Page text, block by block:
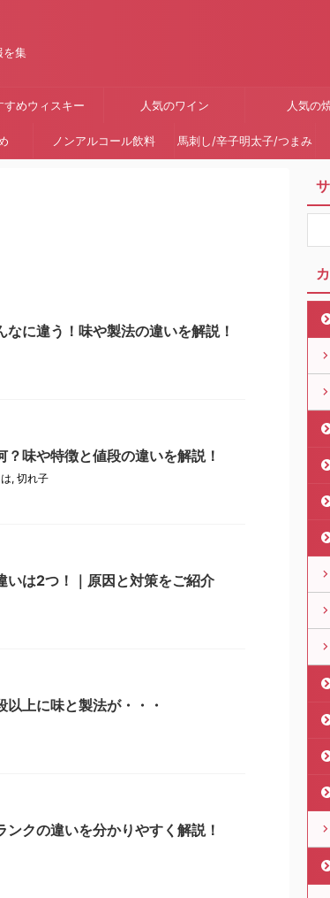
を集
すめウィスキー 人気のワイン 人気の
ノンアルコール飲料 馬刺し/辛子明太子/つまみ
に違う！味や製法の違いを解説！
味や特徴と値段の違いを解説！
, 切れ子
いは2つ！｜原因と対策をご紹介
以上に味と製法が・・・
クの違いを分かりやすく解説！